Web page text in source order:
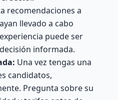
recomendaciones a
llevado a cabo
puede ser
informada.
Una vez tengas una
candidatos,
Pregunta sobre su